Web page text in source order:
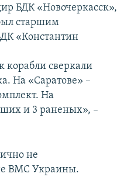
БДК «Новочеркасск»,
старшим
«Константин
корабли сверкали
На «Саратове» –
На
и 3 раненых», –
не
ВМС Украины.